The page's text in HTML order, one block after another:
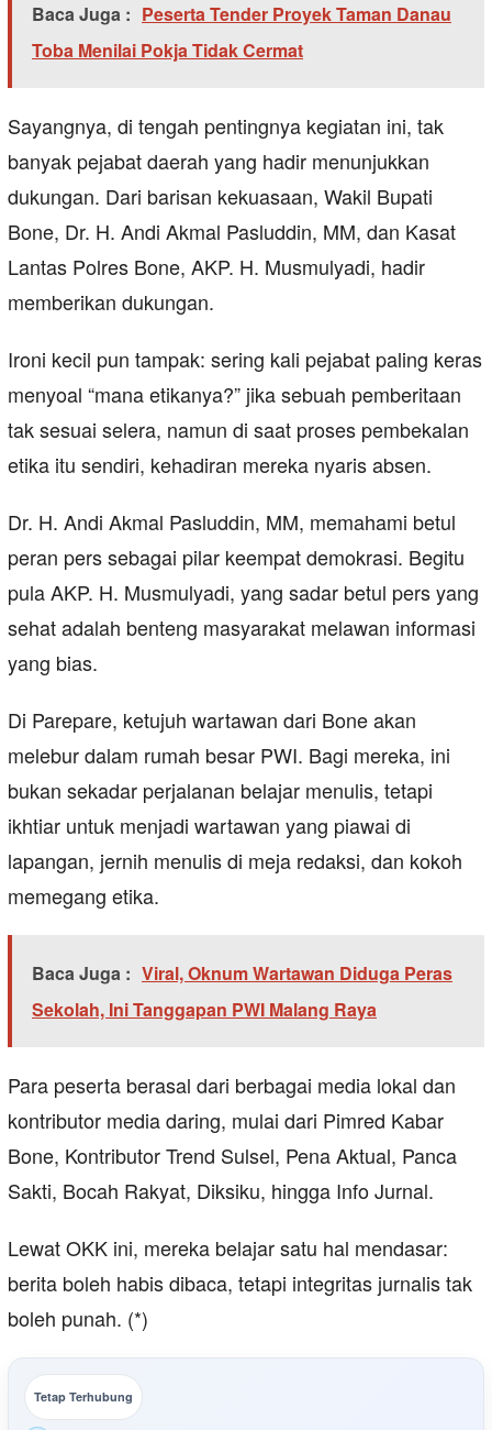
Baca Juga : Peserta Tender Proyek Taman Danau
Toba Menilai Pokja Tidak Cermat
Sayangnya, di tengah pentingnya kegiatan ini, tak
banyak pejabat daerah yang hadir menunjukkan
dukungan. Dari barisan kekuasaan, Wakil Bupati
Bone, Dr. H. Andi Akmal Pasluddin, MM, dan Kasat
Lantas Polres Bone, AKP. H. Musmulyadi, hadir
memberikan dukungan.
Ironi kecil pun tampak: sering kali pejabat paling keras
menyoal “mana etikanya?” jika sebuah pemberitaan
tak sesuai selera, namun di saat proses pembekalan
etika itu sendiri, kehadiran mereka nyaris absen.
Dr. H. Andi Akmal Pasluddin, MM, memahami betul
peran pers sebagai pilar keempat demokrasi. Begitu
pula AKP. H. Musmulyadi, yang sadar betul pers yang
sehat adalah benteng masyarakat melawan informasi
yang bias.
Di Parepare, ketujuh wartawan dari Bone akan
melebur dalam rumah besar PWI. Bagi mereka, ini
bukan sekadar perjalanan belajar menulis, tetapi
ikhtiar untuk menjadi wartawan yang piawai di
lapangan, jernih menulis di meja redaksi, dan kokoh
memegang etika.
Baca Juga : Viral, Oknum Wartawan Diduga Peras
Sekolah, Ini Tanggapan PWI Malang Raya
Para peserta berasal dari berbagai media lokal dan
kontributor media daring, mulai dari Pimred Kabar
Bone, Kontributor Trend Sulsel, Pena Aktual, Panca
Sakti, Bocah Rakyat, Diksiku, hingga Info Jurnal.
Lewat OKK ini, mereka belajar satu hal mendasar:
berita boleh habis dibaca, tetapi integritas jurnalis tak
boleh punah. (*)
Tetap Terhubung